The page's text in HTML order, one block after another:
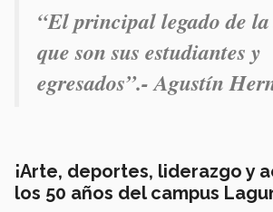
“El principal legado de
que son sus estudiantes y
egresados”.- Agustín
¡Arte, deportes, liderazgo y
los 50 años del campus